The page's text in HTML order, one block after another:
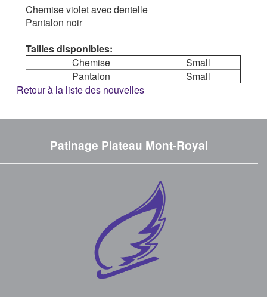
Chemise violet avec dentelle
Pantalon noir
Tailles disponibles:
Chemise
Small
Pantalon
Small
Retour à la liste des nouvelles
Patinage Plateau Mont-Royal